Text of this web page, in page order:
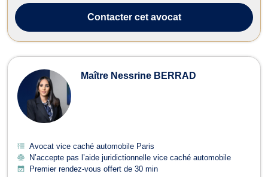
et particuliers, en conseil e...
Contactercet avocat
Maître Nessrine BERRAD
Avocat vice caché automobile Paris
N’accepte pas l’aide juridictionnelle vice caché automobile
Premier rendez-vous offert de 30 min